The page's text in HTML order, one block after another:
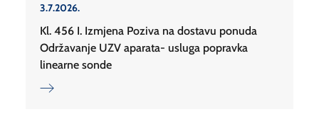
3.7.2026.
Kl. 456 I. Izmjena Poziva na dostavu ponuda
Održavanje UZV aparata- usluga popravka
linearne sonde